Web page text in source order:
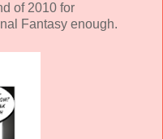
of 2010 for
Fantasy enough.